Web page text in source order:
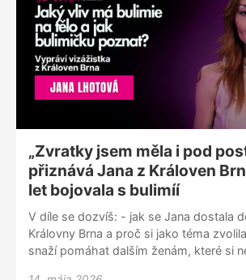
„Zvratky jsem měla i pod
přiznává Jana z Královen
let bojovala s bulimíí
V díle se dozvíš: - jak se Jana dostala do pořadu
Královny Brna a proč si jako téma zvolila PPP -
snaží pomáhat dalším ženám, které si